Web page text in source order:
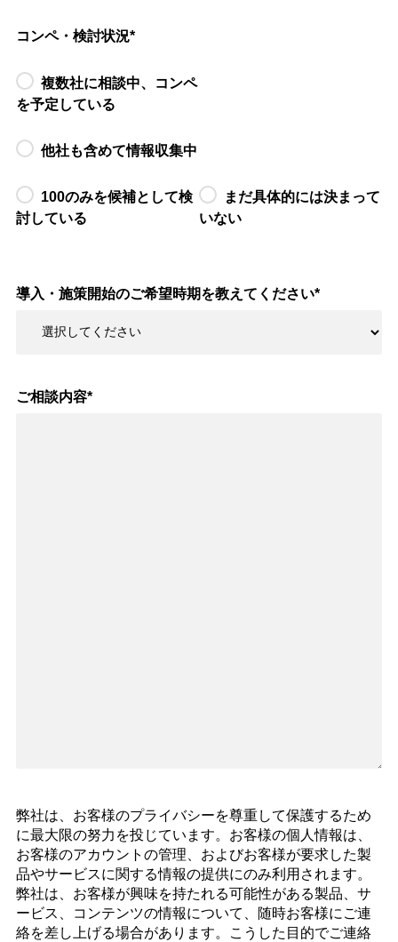
コンペ・検討状況*
複数社に相談中、コンペ
を予定している
他社も含めて情報収集中
100のみを候補として検
討している
まだ具体的には決まって
いない
導入・施策開始のご希望時期を教えてください*
ご相談内容*
弊社は、お客様のプライバシーを尊重して保護するため
に最大限の努力を投じています。お客様の個人情報は、
お客様のアカウントの管理、およびお客様が要求した製
品やサービスに関する情報の提供にのみ利用されます。
弊社は、お客様が興味を持たれる可能性がある製品、サ
ービス、コンテンツの情報について、随時お客様にご連
絡を差し上げる場合があります。こうした目的でご連絡